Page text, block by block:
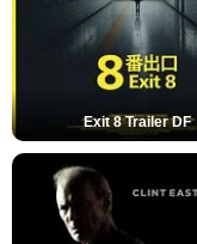
Exit 8 Trailer DF